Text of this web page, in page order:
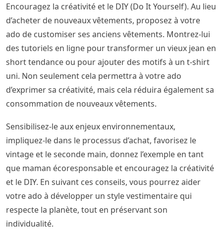
Encouragez la créativité et le DIY (Do It Yourself). Au lieu
d’acheter de nouveaux vêtements, proposez à votre
ado de customiser ses anciens vêtements. Montrez-lui
des tutoriels en ligne pour transformer un vieux jean en
short tendance ou pour ajouter des motifs à un t-shirt
uni. Non seulement cela permettra à votre ado
d’exprimer sa créativité, mais cela réduira également sa
consommation de nouveaux vêtements.
Sensibilisez-le aux enjeux environnementaux,
impliquez-le dans le processus d’achat, favorisez le
vintage et le seconde main, donnez l’exemple en tant
que maman écoresponsable et encouragez la créativité
et le DIY. En suivant ces conseils, vous pourrez aider
votre ado à développer un style vestimentaire qui
respecte la planète, tout en préservant son
individualité.